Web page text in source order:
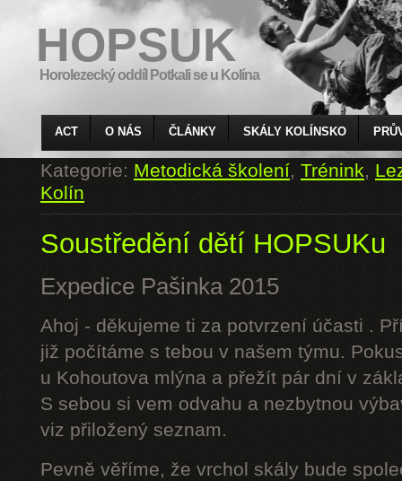
HOPSUK
Horolezecký oddíl Potkali se u Kolína
ACT O NÁS ČLÁNKY SKÁLY KOLÍNSKO
Kategorie:Metodická školení, Trénink,
Kolín
Soustředění dětí HOPSUKu
Expedice Pašinka 2015
Ahoj - děkujeme ti za potvrzení účasti .
již počítáme s tebou v našem týmu.
u Kohoutova mlýna a přežít pár dní v
S sebou si vem odvahu a nezbytnou
viz přiložený seznam.
Pevně věříme, že vrchol skály bude